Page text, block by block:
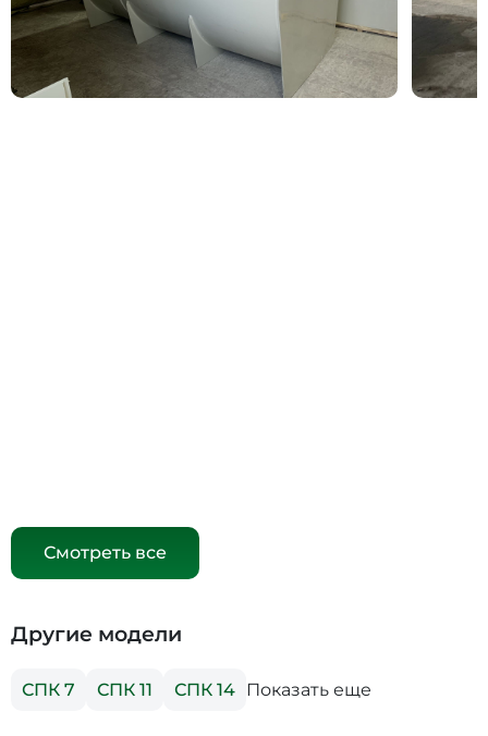
Смотреть все
Другие модели
СПК 7 СПК 11 СПК 14 Показать еще